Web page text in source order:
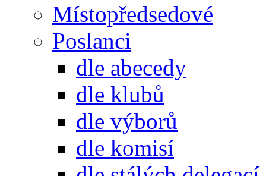
Místopředsedové
Poslanci
dle abecedy
dle klubů
dle výborů
dle komisí